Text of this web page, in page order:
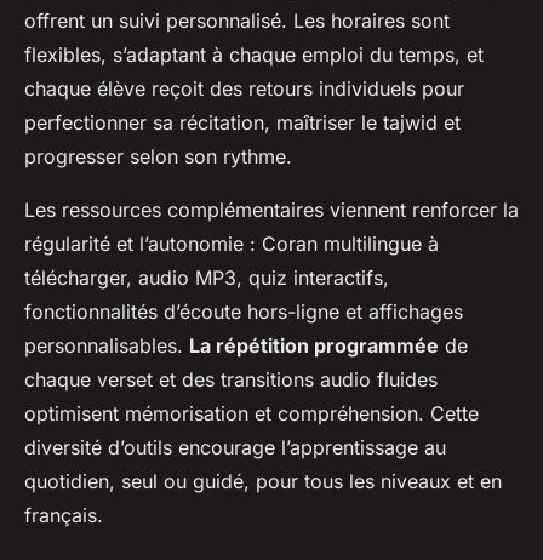
offrent un suivi personnalisé. Les horaires sont
flexibles, s’adaptant à chaque emploi du temps, et
chaque élève reçoit des retours individuels pour
perfectionner sa récitation, maîtriser le tajwid et
progresser selon son rythme.
Les ressources complémentaires viennent renforcer la
régularité et l’autonomie : Coran multilingue à
télécharger, audio MP3, quiz interactifs,
fonctionnalités d’écoute hors-ligne et affichages
personnalisables. La répétition programmée de
chaque verset et des transitions audio fluides
optimisent mémorisation et compréhension. Cette
diversité d’outils encourage l’apprentissage au
quotidien, seul ou guidé, pour tous les niveaux et en
français.